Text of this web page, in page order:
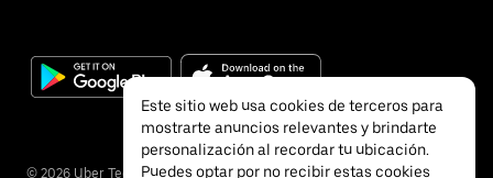
© 2026 Uber Technologies, Inc.
Este sitio web usa cookies de terceros para
mostrarte anuncios relevantes y brindarte
personalización al recordar tu ubicación.
Puedes optar por no recibir estas cookies